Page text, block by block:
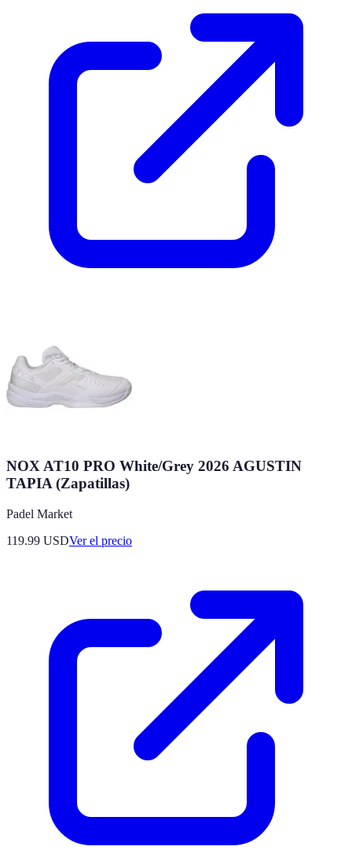
NOX AT10 PRO White/Grey 2026 AGUSTIN
TAPIA (Zapatillas)
Padel Market
119.99 USDVer el precio